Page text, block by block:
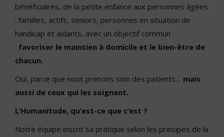
bénéficiaires, de la petite enfance aux personnes âgées
: familles, actifs, seniors, personnes en situation de
handicap et aidants, avec un objectif commun
: favoriser le maintien à domicile et le bien-être de
chacun.
Oui, parce que nous prenons soin des patients… mais
aussi de ceux qui les soignent.
L’Humanitude, qu’est-ce que c’est ?
Notre équipe inscrit sa pratique selon les principes de la